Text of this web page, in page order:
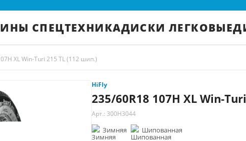
СПЕЦТЕХНИКАДИСКИ ЛЕГКОВЫЕ
XL Win-Turi 215 TL (112 шип.)
HiFly
235/60R18 107H XL Win-
Арт.: 300H3044
Зимняя Шипованная